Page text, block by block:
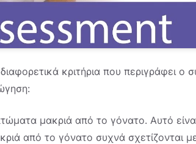
κριτήρια που περιγράφει ο
μακριά από το γόνατο. Αυτό
από το γόνατο συχνά σχετίζονται